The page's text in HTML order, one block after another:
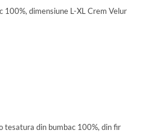
100%, dimensiune L-XL Crem Velur
tesatura din bumbac 100%, din fir